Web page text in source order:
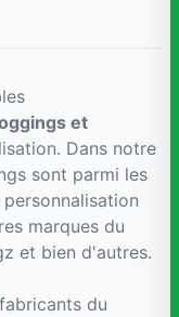
et
Dans notre
sont parmi les
marques du
et bien d'autres.
du